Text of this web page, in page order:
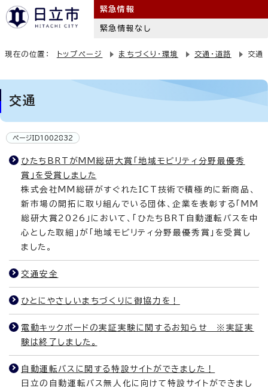
緊急情報
緊急情報なし
現在の位置： トップページ まちづくり・環境 交通・道路 交通
交通
ページID1002832
ひたちBRTがMM総研大賞「地域モビリティ分野最優秀
賞」を受賞しました
株式会社MM総研がすぐれたICT技術で積極的に新商品、
新市場の開拓に取り組んでいる団体、企業を表彰する「MM
総研大賞2026」において、「ひたちBRT自動運転バスを中
心とした取組」が「地域モビリティ分野最優秀賞」を受賞し
ました。
交通安全
ひとにやさしいまちづくりに御協力を！
電動キックボードの実証実験に関するお知らせ ※実証実
験は終了しました。
自動運転バスに関する特設サイトができました！
日立の自動運転バス無人化に向けて特設サイトができまし